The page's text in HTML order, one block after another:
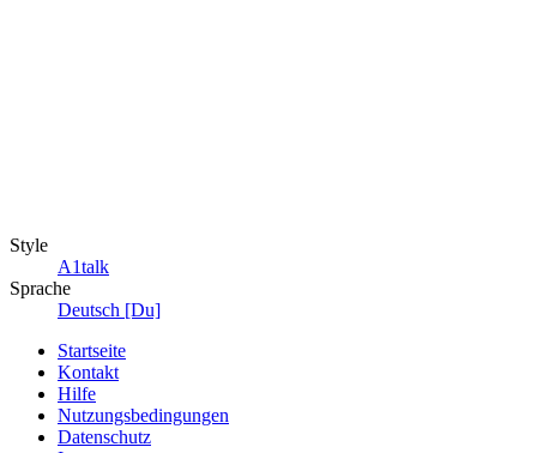
Style
A1talk
Sprache
Deutsch [Du]
Startseite
Kontakt
Hilfe
Nutzungsbedingungen
Datenschutz